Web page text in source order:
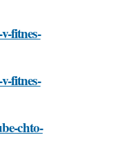
fitnes-
fitnes-
chto-